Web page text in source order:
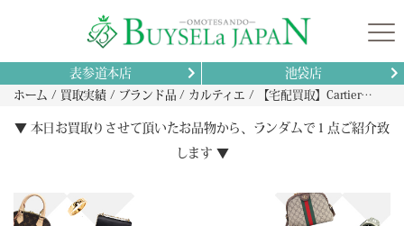
表参道本店 池袋店
ホーム 買取実績 ブランド品 カルティエ 【宅配買取】CartierカルティエパシャC白文字盤ホワイト腕時計のブランド時計査定｜福井県越前市から
▼ 本日お買取りさせて頂いたお品物から、ランダムで１点ご紹介致
します ▼